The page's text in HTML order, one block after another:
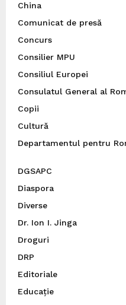
China
Comunicat de presă
Concurs
Consilier MPU
Consiliul Europei
Consulatul General al
Copii
Cultură
Departamentul pentru
DGSAPC
Diaspora
Diverse
Dr. Ion I. Jinga
Droguri
DRP
Editoriale
Educație